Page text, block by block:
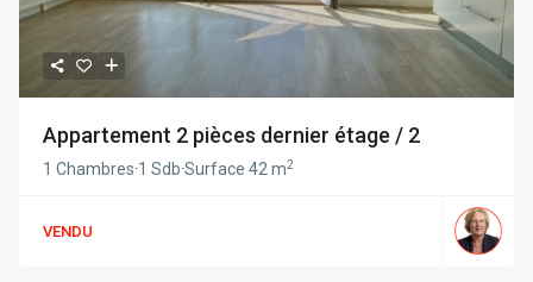
Appartement 2 pièces dernier étage / 2
1 Chambres·1 Sdb·Surface42 m2
VENDU